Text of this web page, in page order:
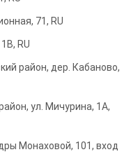
71, RU
RU
район, дер. Кабаново,
ул. Мичурина, 1А,
Монаховой, 101, вход